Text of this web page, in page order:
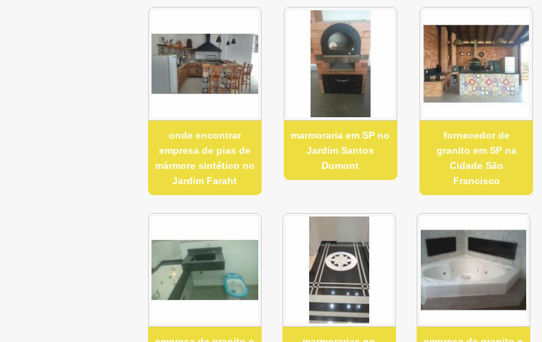
onde encontrar
empresa de pias de
mármore sintético no
Jardim Faraht
marmoraria em SP no
Jardim Santos
Dumont
fornecedor de
granito em SP na
Cidade São
Francisco